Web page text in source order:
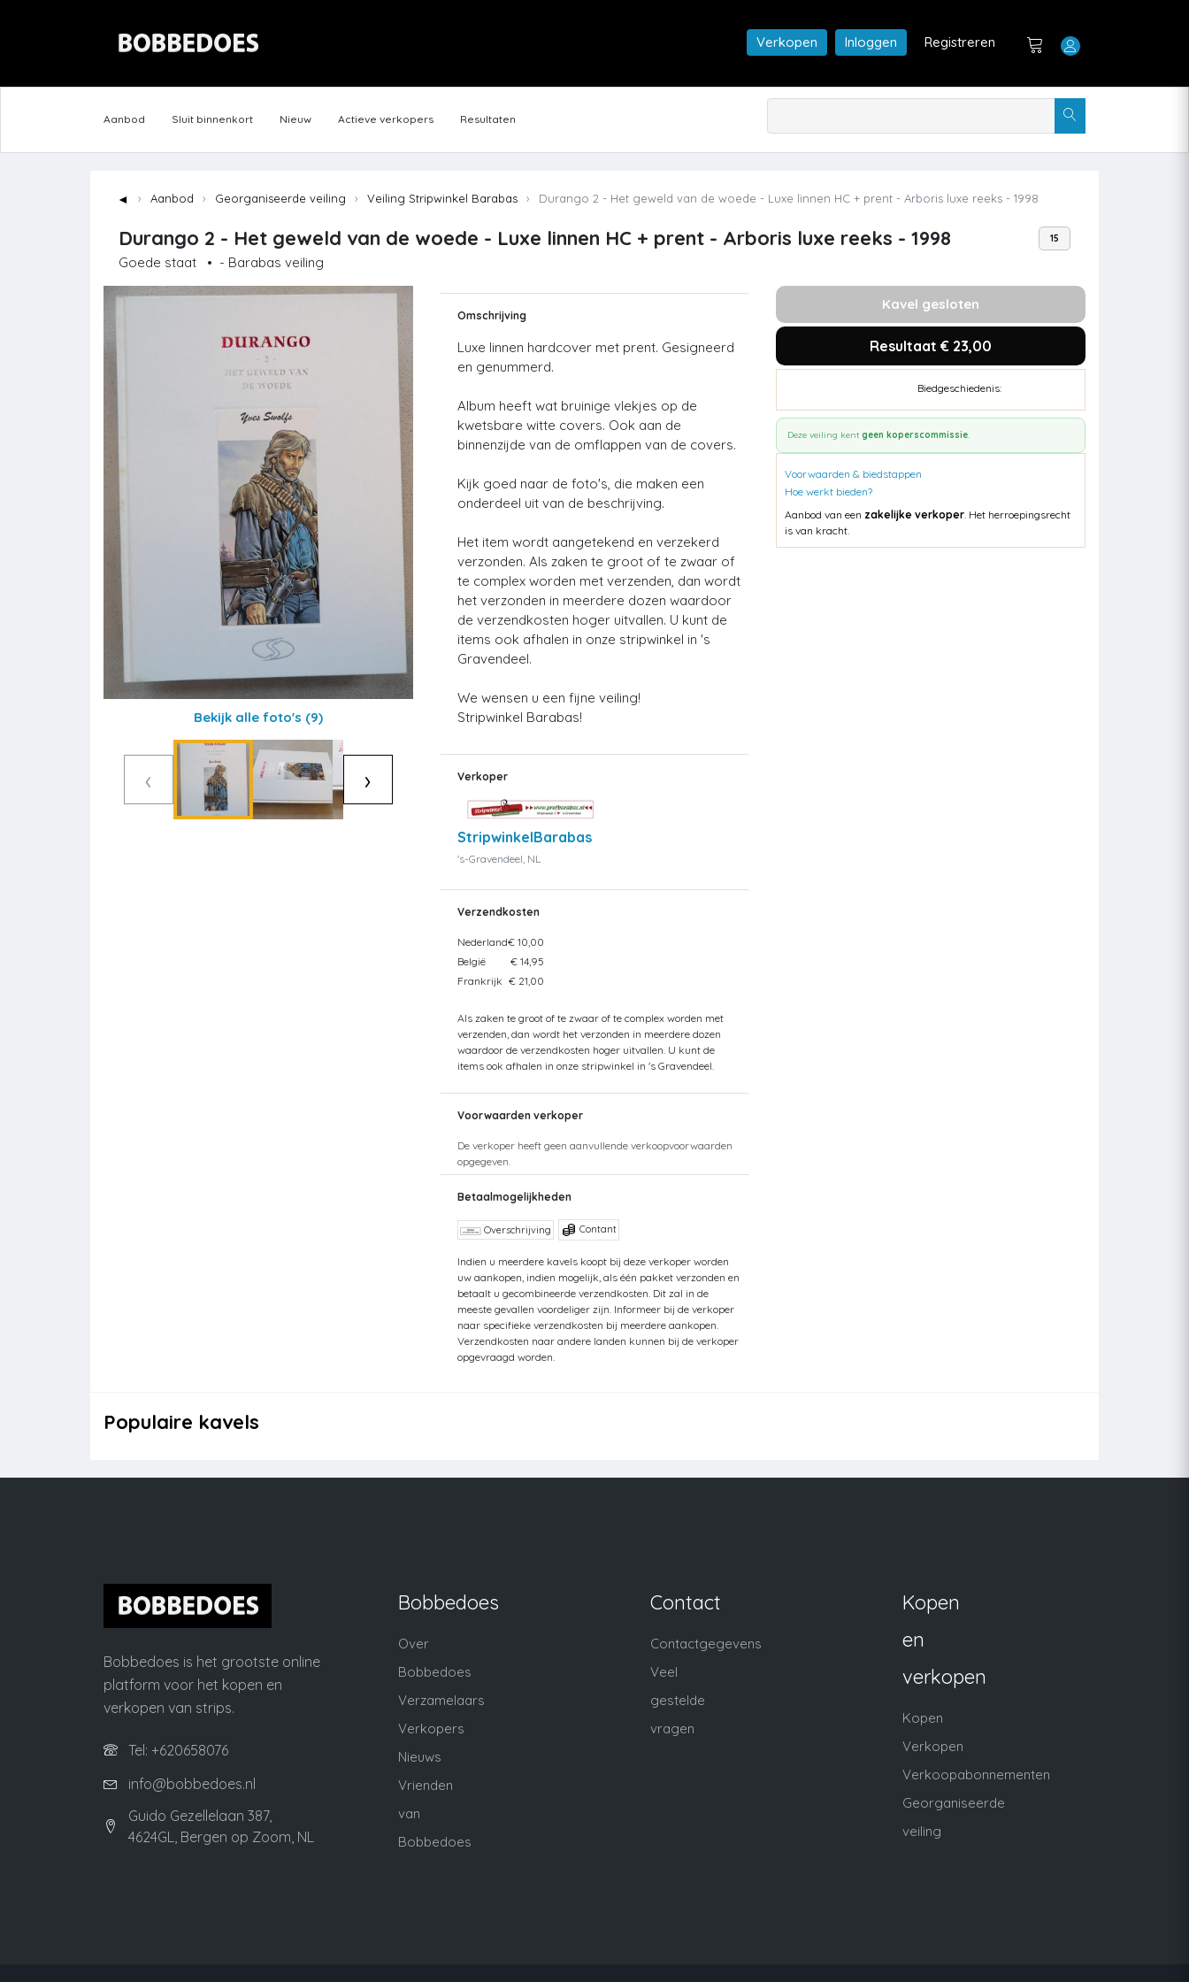
Verkopen Inloggen Registreren
Aanbod Sluit binnenkort Nieuw Actieve verkopers Resultaten
◄ Aanbod Georganiseerde veiling Veiling Stripwinkel Barabas Durango 2 - Het geweld van de woede - Luxe linnen HC + prent - Arboris luxe reeks - 1998
Durango 2 - Het geweld van de woede - Luxe linnen HC + prent - Arboris luxe reeks - 1998
Goede staat • - Barabas veiling
15
Bekijk alle foto's (9)
‹ ›
Omschrijving
Luxe linnen hardcover met prent. Gesigneerd
en genummerd.
Album heeft wat bruinige vlekjes op de
kwetsbare witte covers. Ook aan de
binnenzijde van de omflappen van de covers.
Kijk goed naar de foto's, die maken een
onderdeel uit van de beschrijving.
Het item wordt aangetekend en verzekerd
verzonden. Als zaken te groot of te zwaar of
te complex worden met verzenden, dan wordt
het verzonden in meerdere dozen waardoor
de verzendkosten hoger uitvallen. U kunt de
items ook afhalen in onze stripwinkel in 's
Gravendeel.
We wensen u een fijne veiling!
Stripwinkel Barabas!
Verkoper
StripwinkelBarabas
's-Gravendeel, NL
Verzendkosten
Nederland€ 10,00
België
€ 14,95
Frankrijk € 21,00
Als zaken te groot of te zwaar of te complex worden met
verzenden, dan wordt het verzonden in meerdere dozen
waardoor de verzendkosten hoger uitvallen. U kunt de
items ook afhalen in onze stripwinkel in 's Gravendeel.
Voorwaarden verkoper
De verkoper heeft geen aanvullende verkoopvoorwaarden
opgegeven.
Betaalmogelijkheden
Overschrijving Contant
Indien u meerdere kavels koopt bij deze verkoper worden
uw aankopen, indien mogelijk, als één pakket verzonden en
betaalt u gecombineerde verzendkosten. Dit zal in de
meeste gevallen voordeliger zijn. Informeer bij de verkoper
naar specifieke verzendkosten bij meerdere aankopen.
Verzendkosten naar andere landen kunnen bij de verkoper
opgevraagd worden.
Kavel gesloten
Resultaat € 23,00
Biedgeschiedenis:
Deze veiling kent geen koperscommissie.
Voorwaarden & biedstappen
Hoe werkt bieden?
Aanbod van een zakelijke verkoper. Het herroepingsrecht
is van kracht.
Populaire kavels
Bobbedoes is het grootste online
platform voor het kopen en
verkopen van strips.
Tel: +620658076
info@bobbedoes.nl
Guido Gezellelaan 387,
4624GL, Bergen op Zoom, NL
Bobbedoes
Over
Bobbedoes
Verzamelaars
Verkopers
Nieuws
Vrienden
van
Bobbedoes
Contact
Contactgegevens
Veel
gestelde
vragen
Kopen
en
verkopen
Kopen
Verkopen
Verkoopabonnementen
Georganiseerde
veiling